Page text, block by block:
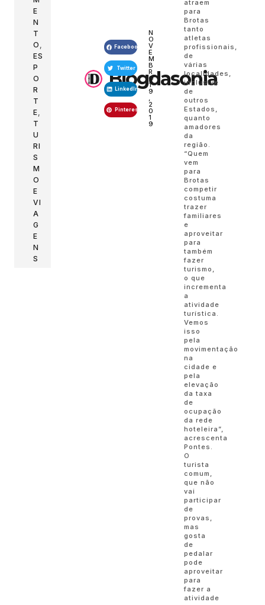
E
N
T
O ,
ES
P
O
R
T
E,
T
U
RI
S
M
O
E
VI
A
G
E
N
S
Blogdasonia
Facebook
Twitter
LinkedIn
Pinterest
N
O
V
E
M
B
R
O
1
9
,
2
0
1
9
atraem
para
Brotas
tanto
atletas
profissionais,
de
várias
localidades,
inclusive
de
outros
Estados,
quanto
amadores
da
região.
“Quem
vem
para
Brotas
competir
costuma
trazer
familiares
e
aproveitar
para
também
fazer
turismo,
o que
incrementa
a
atividade
turística.
Vemos
isso
pela
movimentação
na
cidade e
pela
elevação
da taxa
de
ocupação
da rede
hoteleira”,
acrescenta
Pontes.
O
turista
comum,
que não
vai
participar
de
provas,
mas
gosta
de
pedalar
pode
aproveitar
para
fazer a
atividade